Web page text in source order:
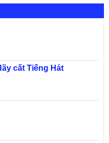
cất Tiếng Hát